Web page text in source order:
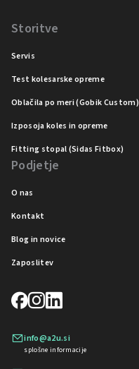
Storitve
Servis
Test kolesarske opreme
Oblačila po meri (Gobik Custom)
Izposoja koles in opreme
Fitting stopal (Sidas Fitbox)
Podjetje
O nas
Kontakt
Blog in novice
Zaposlitev
info@a2u.si
splošne informacije